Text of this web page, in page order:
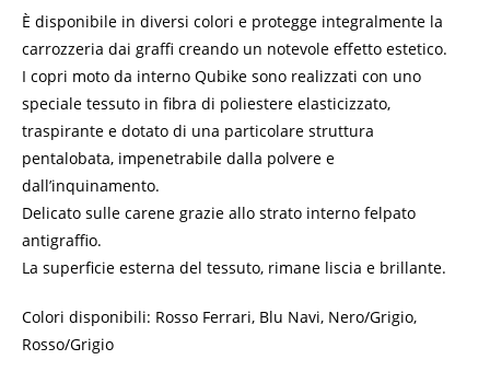
È disponibile in diversi colori e protegge integralmente la
carrozzeria dai graffi creando un notevole effetto estetico.
I copri moto da interno Qubike sono realizzati con uno
speciale tessuto in fibra di poliestere elasticizzato,
traspirante e dotato di una particolare struttura
pentalobata, impenetrabile dalla polvere e
dall’inquinamento.
Delicato sulle carene grazie allo strato interno felpato
antigraffio.
La superficie esterna del tessuto, rimane liscia e brillante.
Colori disponibili: Rosso Ferrari, Blu Navi, Nero/Grigio,
Rosso/Grigio